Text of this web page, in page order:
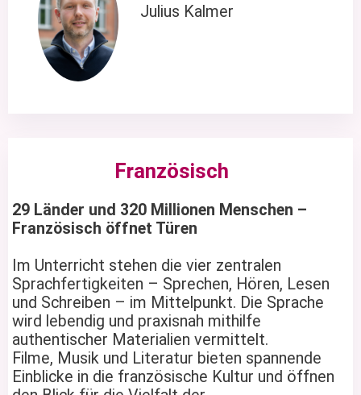
Julius Kalmer
Französisch
29 Länder und 320 Millionen Menschen –
Französisch öffnet Türen
Im Unterricht stehen die vier zentralen
Sprachfertigkeiten – Sprechen, Hören, Lesen
und Schreiben – im Mittelpunkt. Die Sprache
wird lebendig und praxisnah mithilfe
authentischer Materialien vermittelt.
Filme, Musik und Literatur bieten spannende
Einblicke in die französische Kultur und öffnen